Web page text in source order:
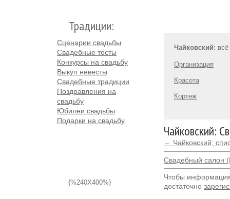
Традиции:
Сценарии свадьбы
Свадебные тосты
Конкурсы на свадьбу
Выкуп невесты
Свадебные традиции
Поздравления на
свадьбу
Юбилеи свадьбы
Подарки на свадьбу
{%240X400%}
Чайковский:
Организация
Красота
Кортеж
Чайковский:
← Чайковский:
Свадебный салон
Чтобы
достаточно